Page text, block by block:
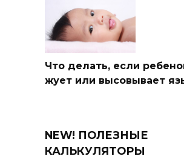
Что делать, если
жует или высовывает
NEW! ПОЛЕЗНЫЕ
КАЛЬКУЛЯТОРЫ